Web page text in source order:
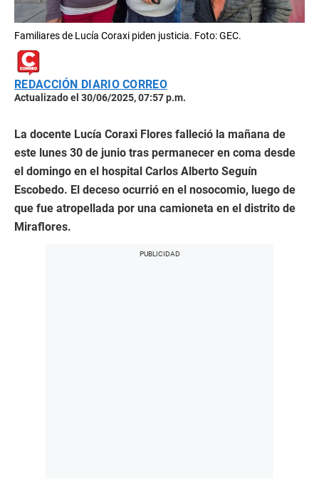
Familiares de Lucía Coraxi piden justicia. Foto: GEC.
REDACCIÓN DIARIO CORREO
Actualizado el 30/06/2025, 07:57 p.m.
La docente Lucía Coraxi Flores falleció la mañana de
este lunes 30 de junio tras permanecer en coma desde
el domingo en el hospital Carlos Alberto Seguín
Escobedo. El deceso ocurrió en el nosocomio, luego de
que fue atropellada por una camioneta en el distrito de
Miraflores.